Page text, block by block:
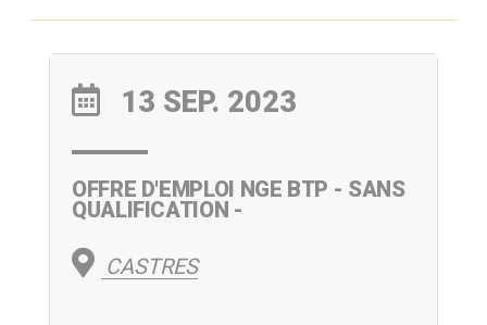
13 SEP. 2023
OFFRE D'EMPLOI NGE BTP - SANS
QUALIFICATION -
CASTRES